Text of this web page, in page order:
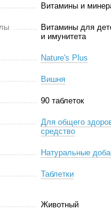
Витамины и
Витамины для
и имунитета
Nature's Plus
Вишня
90 таблеток
Для общего
средство
Натуральные
Таблетки
Животный